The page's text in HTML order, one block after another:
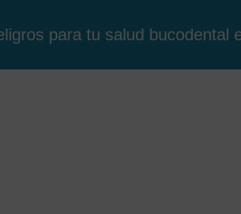
para tu salud bucodental